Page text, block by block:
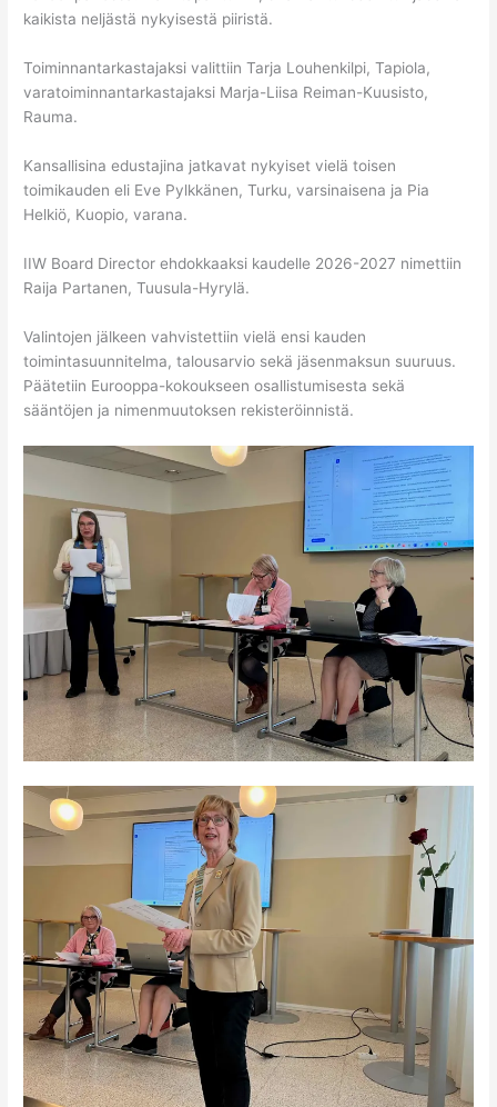
kaikista neljästä nykyisestä piiristä.
Toiminnantarkastajaksi valittiin Tarja Louhenkilpi, Tapiola,
varatoiminnantarkastajaksi Marja-Liisa Reiman-Kuusisto,
Rauma.
Kansallisina edustajina jatkavat nykyiset vielä toisen
toimikauden eli Eve Pylkkänen, Turku, varsinaisena ja Pia
Helkiö, Kuopio, varana.
IIW Board Director ehdokkaaksi kaudelle 2026-2027 nimettiin
Raija Partanen, Tuusula-Hyrylä.
Valintojen jälkeen vahvistettiin vielä ensi kauden
toimintasuunnitelma, talousarvio sekä jäsenmaksun suuruus.
Päätetiin Eurooppa-kokoukseen osallistumisesta sekä
sääntöjen ja nimenmuutoksen rekisteröinnistä.